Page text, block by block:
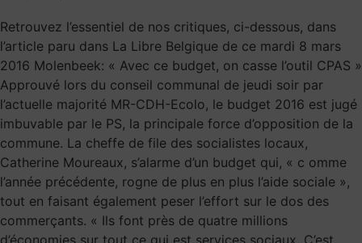
Retrouvez l’essentiel de nos critiques, ci-dessous, dans
l’article paru dans La Libre Belgique de ce mardi 8 mars
2016 Molenbeek: « Avec ce budget, on casse l’outil CPAS »
Approuvé lors du conseil communal de jeudi soir par
l’actuelle majorité MR-CDH-Ecolo, le budget 2016 est jugé
imbuvable par le PS, la principale force d’opposition de la
commune. La cheffe de file des socialistes locaux,
Catherine Moureaux, s’alarme d’un budget qui, « c omme
l’année précédente, rogne de plus en plus l’aide sociale »,
tout en faisant également peser l’effort sur le dos des
commerçants. « Ils font près de quatre millions
d’économies sur tout ce qui est services sociaux. C’est